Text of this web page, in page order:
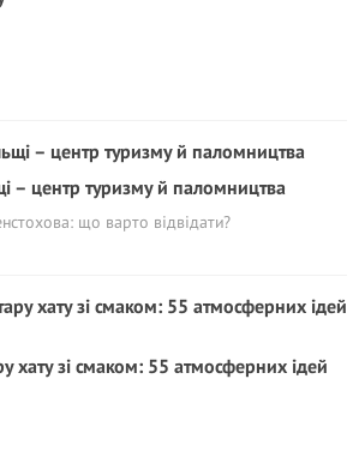
– центр туризму й паломництва
що варто відвідати?
хату зі смаком: 55 атмосферних ідей